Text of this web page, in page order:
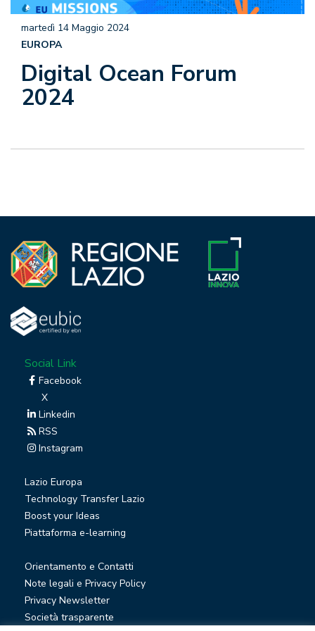
Digital Ocean Forum
2024
martedì 14 Maggio 2024
EUROPA
Social Link
Facebook
X
Linkedin
RSS
Instagram
Lazio Europa
Technology Transfer Lazio
Boost your Ideas
Piattaforma e-learning
Orientamento e Contatti
Note legali e Privacy Policy
Privacy Newsletter
Società trasparente